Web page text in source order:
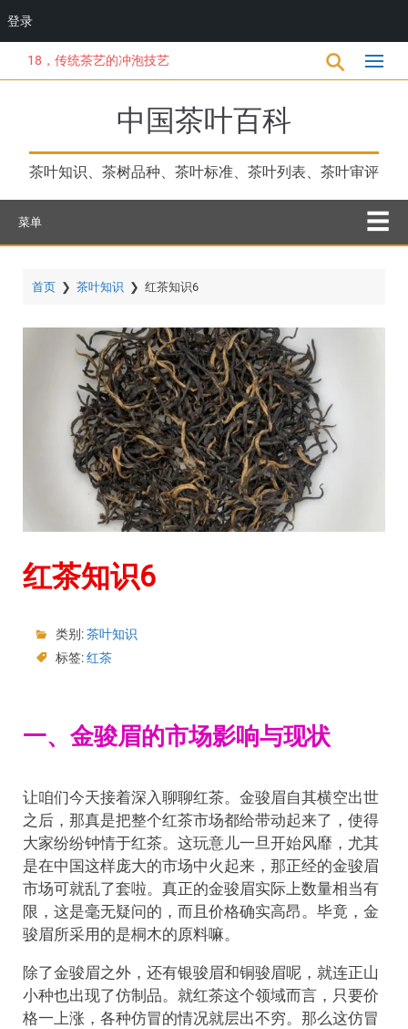
到
，传统茶艺的冲泡技艺
中国茶叶百科
茶叶知识、茶树品种、茶叶标准、茶叶列表、茶叶审评
菜单
首页 ❯ 茶叶知识 ❯ 红茶知识6
红茶知识6
类别:茶叶知识
标签:红茶
一、金骏眉的市场影响与现状
让咱们今天接着深入聊聊红茶。金骏眉自其横空出世
之后，那真是把整个红茶市场都给带动起来了，使得
大家纷纷钟情于红茶。这玩意儿一旦开始风靡，尤其
是在中国这样庞大的市场中火起来，那正经的金骏眉
市场可就乱了套啦。真正的金骏眉实际上数量相当有
限，这是毫无疑问的，而且价格确实高昂。毕竟，金
骏眉所采用的是桐木的原料嘛。
除了金骏眉之外，还有银骏眉和铜骏眉呢，就连正山
小种也出现了仿制品。就红茶这个领域而言，只要价
格一上涨，各种仿冒的情况就层出不穷。那么这仿冒
登录